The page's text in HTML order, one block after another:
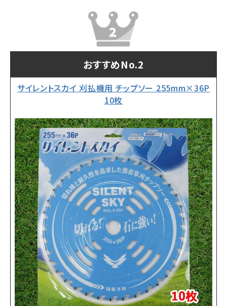
おすすめNo.2
サイレントスカイ 刈払機用 チップソー 255mm×36P
10枚